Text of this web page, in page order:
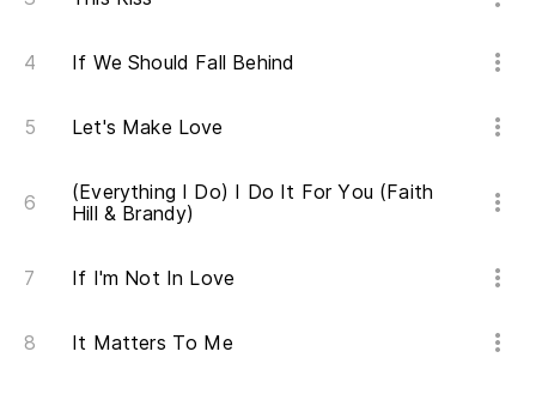
If We Should Fall Behind
Let's Make Love
(Everything I Do) I Do It For You (Faith
Hill & Brandy)
If I'm Not In Love
It Matters To Me